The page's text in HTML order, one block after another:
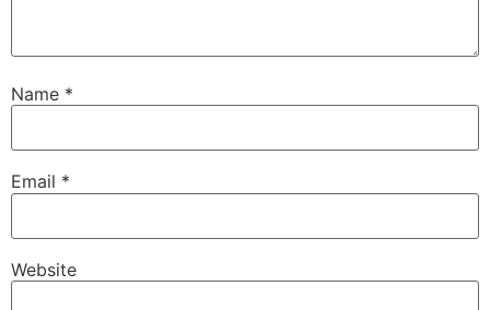
Name *
Email *
Website